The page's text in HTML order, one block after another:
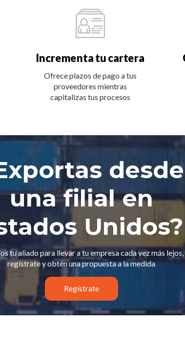
desde
una filial en
Unidos?
tu aliado para llevar a tu empresa cada vez más lejos,
regístrate y obtén una propuesta a la medida
Ofrece plazos de pago a tus
proveedores mientras
capitalizas tus procesos
Incrementa tu cartera
Regístrate